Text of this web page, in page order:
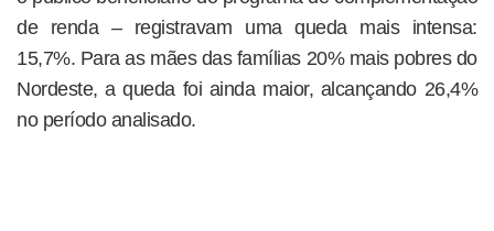
de renda – registravam uma queda mais intensa:
15,7%. Para as mães das famílias 20% mais pobres do
Nordeste, a queda foi ainda maior, alcançando 26,4%
no período analisado.